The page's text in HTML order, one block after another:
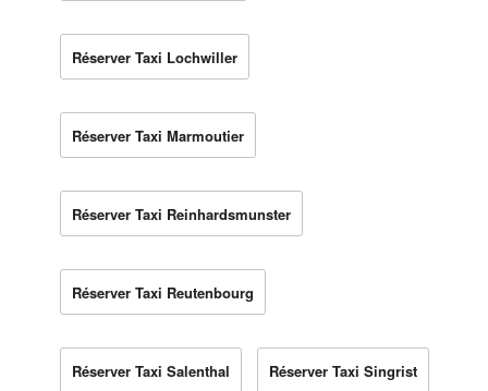
Réserver Taxi Lochwiller
Réserver Taxi Marmoutier
Réserver Taxi Reinhardsmunster
Réserver Taxi Reutenbourg
Réserver Taxi Salenthal Réserver Taxi Singrist